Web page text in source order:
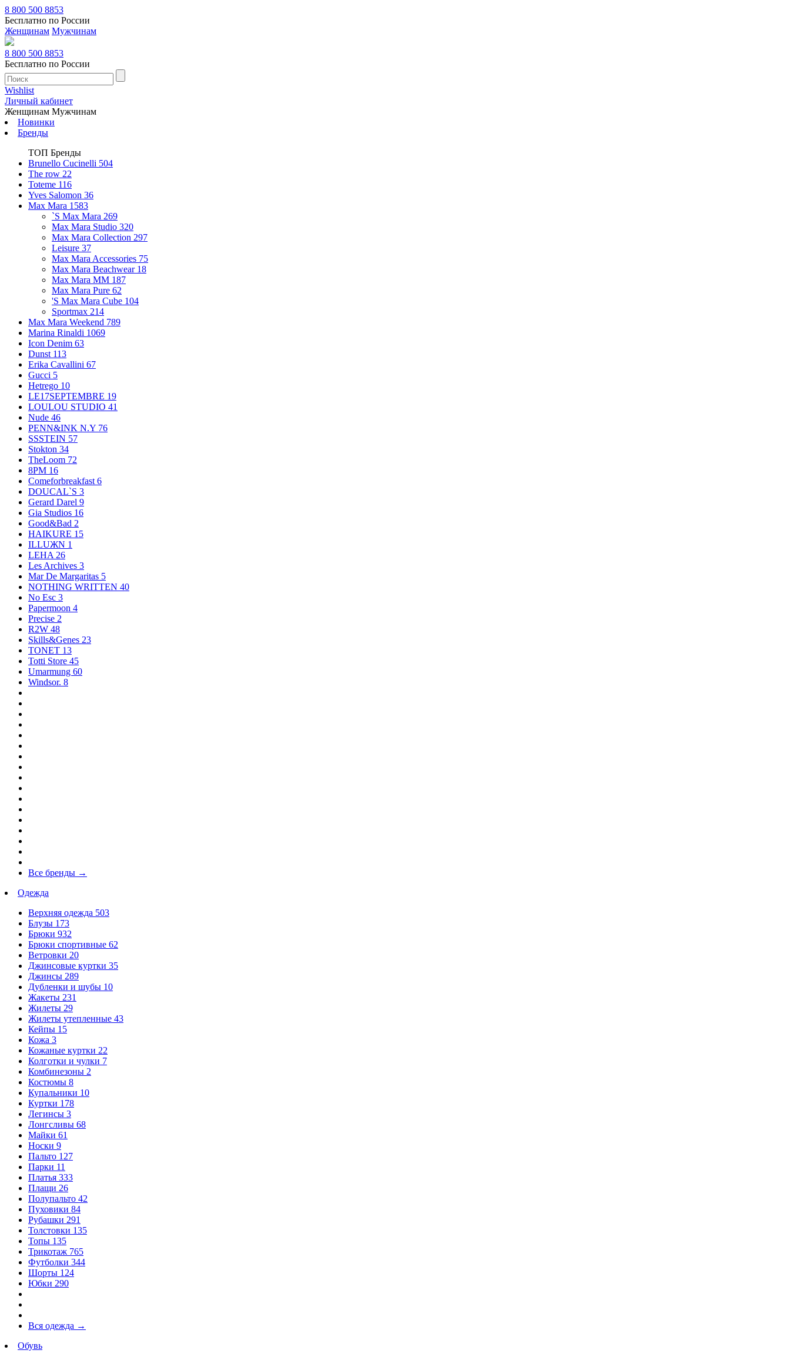
8 800 500 8853
Бесплатно по России
Женщинам Мужчинам
8 800 500 8853
Бесплатно по России
Wishlist
Личный кабинет
Женщинам Мужчинам
Новинки
Бренды
ТОП Бренды
Brunello Cucinelli 504
The row 22
Toteme 116
Yves Salomon 36
Max Mara 1583
`S Max Mara 269
Max Mara Studio 320
Max Mara Collection 297
Leisure 37
Max Mara Accessories 75
Max Mara Beachwear 18
Max Mara MM 187
Max Mara Pure 62
'S Max Mara Cube 104
Sportmax 214
Max Mara Weekend 789
Marina Rinaldi 1069
Icon Denim 63
Dunst 113
Erika Cavallini 67
Gucci 5
Hetrego 10
LE17SEPTEMBRE 19
LOULOU STUDIO 41
Nude 46
PENN&INK N.Y 76
SSSTEIN 57
Stokton 34
TheLoom 72
8PM 16
Comeforbreakfast 6
DOUCAL`S 3
Gerard Darel 9
Gia Studios 16
Good&Bad 2
HAIKURE 15
ILLUЖN 1
LEHA 26
Les Archives 3
Mar De Margaritas 5
NOTHING WRITTEN 40
No Esc 3
Papermoon 4
Precise 2
R2W 48
Skills&Genes 23
TONET 13
Totti Store 45
Umarmung 60
Windsor. 8
Все бренды →
Одежда
Верхняя одежда 503
Блузы 173
Брюки 932
Брюки спортивные 62
Ветровки 20
Джинсовые куртки 35
Джинсы 289
Дубленки и шубы 10
Жакеты 231
Жилеты 29
Жилеты утепленные 43
Кейпы 15
Кожа 3
Кожаные куртки 22
Колготки и чулки 7
Комбинезоны 2
Костюмы 8
Купальники 10
Куртки 178
Легинсы 3
Лонгсливы 68
Майки 61
Носки 9
Пальто 127
Парки 11
Платья 333
Плащи 26
Полупальто 42
Пуховики 84
Рубашки 291
Толстовки 135
Топы 135
Трикотаж 765
Футболки 344
Шорты 124
Юбки 290
Вся одежда →
Обувь